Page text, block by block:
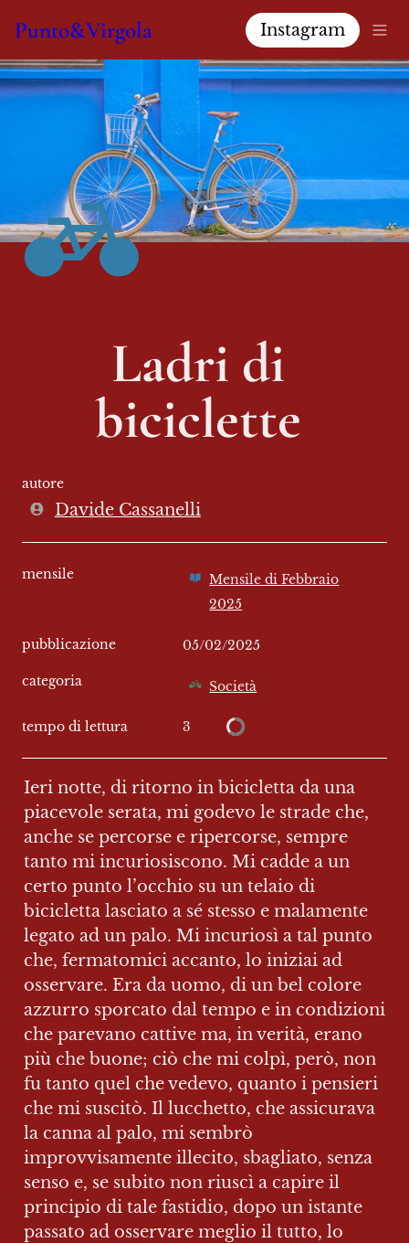
Punto&Virgola Instagram
Ladri di
biciclette
autore
Davide Cassanelli
mensile
Mensile di Febbraio
2025
pubblicazione 05/02/2025
categoria Società
tempo di lettura 3
Ieri notte, di ritorno in bicicletta da una
piacevole serata, mi godevo le strade che,
anche se percorse e ripercorse, sempre
tanto mi incuriosiscono. Mi cadde a un
certo punto l’occhio su un telaio di
bicicletta lasciato a sé stesso e malamente
legato ad un palo. Mi incuriosì a tal punto
che, fermatomici accanto, lo iniziai ad
osservare. Era da uomo, di un bel colore
azzurro sporcato dal tempo e in condizioni
che parevano cattive ma, in verità, erano
più che buone; ciò che mi colpì, però, non
fu tanto quel che vedevo, quanto i pensieri
che mi suscitò. Il lucchetto, che assicurava
la canna al palo, mi sembrò
improvvisamente illecito, sbagliato, senza
senso e, se subito non riuscì a capire il
principio di tale fastidio, dopo un istante
passato ad osservare meglio il tutto, lo